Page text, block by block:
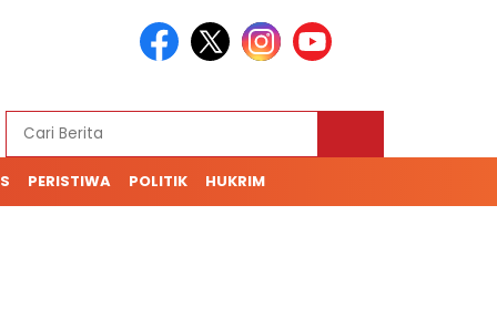
PERISTIWA POLITIK HUKRIM